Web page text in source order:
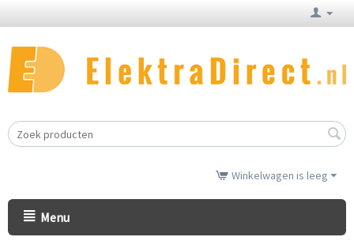
Winkelwagen is leeg
Menu